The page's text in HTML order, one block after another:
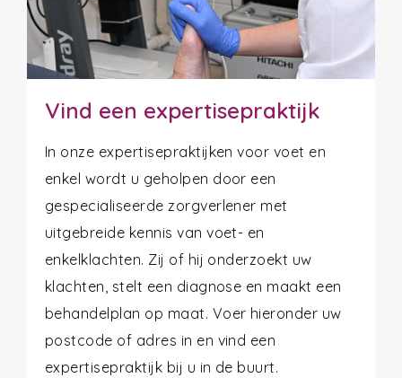
Vind een expertisepraktijk
In onze expertisepraktijken voor voet en
enkel wordt u geholpen door een
gespecialiseerde zorgverlener met
uitgebreide kennis van voet- en
enkelklachten. Zij of hij onderzoekt uw
klachten, stelt een diagnose en maakt een
behandelplan op maat. Voer hieronder uw
postcode of adres in en vind een
expertisepraktijk bij u in de buurt.